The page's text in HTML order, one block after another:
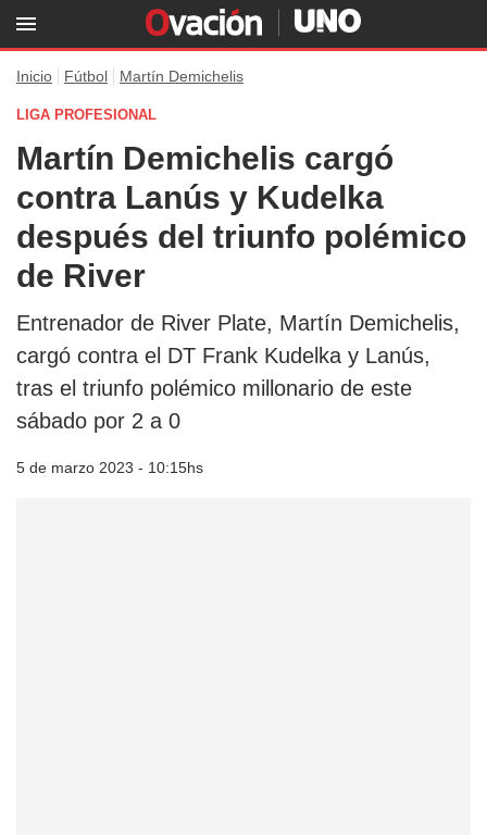
Inicio Fútbol Martín Demichelis
LIGA PROFESIONAL
Martín Demichelis cargó
contra Lanús y Kudelka
después del triunfo polémico
de River
Entrenador de River Plate, Martín Demichelis,
cargó contra el DT Frank Kudelka y Lanús,
tras el triunfo polémico millonario de este
sábado por 2 a 0
5 de marzo 2023 - 10:15hs